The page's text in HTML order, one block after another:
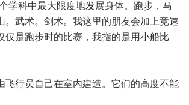
学科中最大限度地发展身体。跑步，马
。武术。剑术。我这里的朋友会加上竞速
仅是跑步时的比赛，我指的是用小船比
飞行员自己在室内建造。它们的高度不能